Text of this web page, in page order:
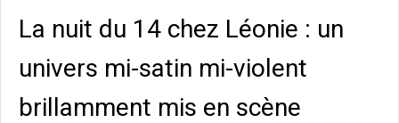
La nuit du 14 chez Léonie : un
univers mi-satin mi-violent
brillamment mis en scène